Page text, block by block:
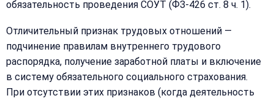
обязательность проведения СОУТ (ФЗ-426 ст. 8 ч. 1).
Отличительный признак трудовых отношений —
подчинение правилам внутреннего трудового
распорядка, получение заработной платы и включение
в систему обязательного социального страхования.
При отсутствии этих признаков (когда деятельность